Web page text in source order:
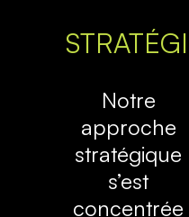
STRATÉGIE
Notre
approche
stratégique
s’est
concentrée